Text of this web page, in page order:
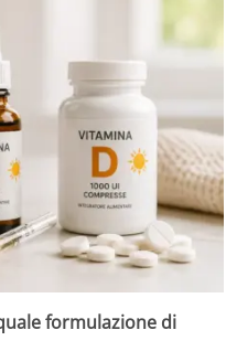
formulazione di